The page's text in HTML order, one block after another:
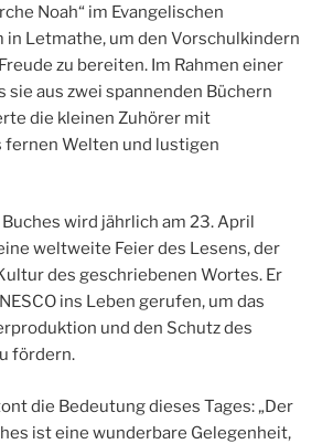
Noah“ im Evangelischen
in Letmathe, um den Vorschulkindern
zu bereiten. Im Rahmen einer
sie aus zwei spannenden Büchern
die kleinen Zuhörer mit
fernen Welten und lustigen
wird jährlich am 23. April
weltweite Feier des Lesens, der
des geschriebenen Wortes. Er
ins Leben gerufen, um das
und den Schutz des
fördern.
die Bedeutung dieses Tages: „Der
ist eine wunderbare Gelegenheit,